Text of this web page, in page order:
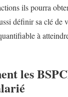
ils pourra
définir sa clé de
à
les